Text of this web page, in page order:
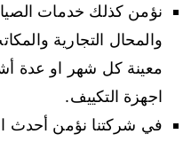
نؤمن كذلك خدمات
والمحال التجارية
معينة كل شهر او عدة
اجهزة التكييف.
في شركتنا نؤمن أحدث